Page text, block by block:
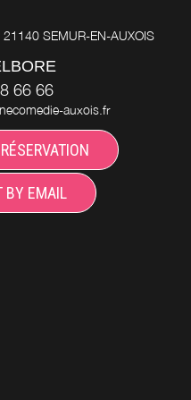
SEMUR-EN-AUXOIS
66 66
auxois.fr
BY EMAIL